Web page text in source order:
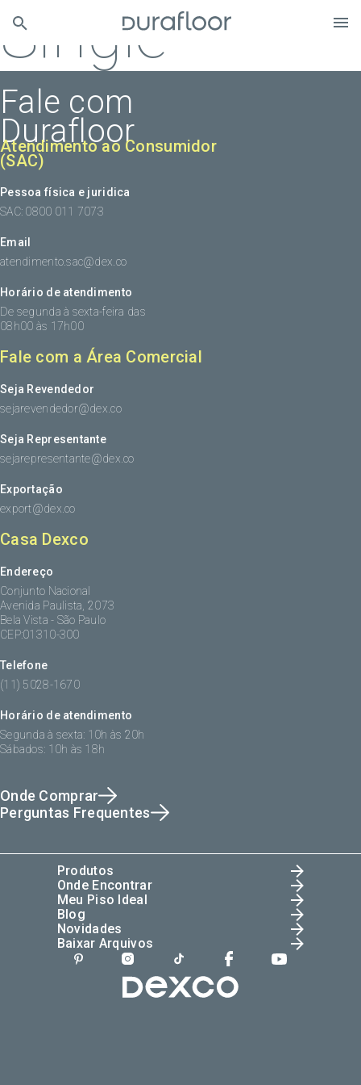
Single
Fale com
Durafloor
Atendimento ao Consumidor
(SAC)
Pessoa física e juridica
SAC: 0800 011 7073
Email
atendimento.sac@dex.co
Horário de atendimento
De segunda à sexta-feira das
08h00 às 17h00
Fale com a Área Comercial
Seja Revendedor
sejarevendedor@dex.co
Seja Representante
sejarepresentante@dex.co
Exportação
export@dex.co
Casa Dexco
Endereço
Conjunto Nacional
Avenida Paulista, 2073
Bela Vista - São Paulo
CEP:01310-300
Telefone
(11) 5028-1670
Horário de atendimento
Segunda à sexta: 10h às 20h
Sábados: 10h às 18h
Onde Comprar
Perguntas Frequentes
Produtos
Onde Encontrar
Meu Piso Ideal
Blog
Novidades
Baixar Arquivos